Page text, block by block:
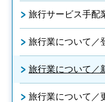
旅行サービス手配
旅行業について／
旅行業について／
旅行業について／